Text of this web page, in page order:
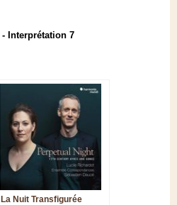
Interprétation 7
La Nuit Transfigurée